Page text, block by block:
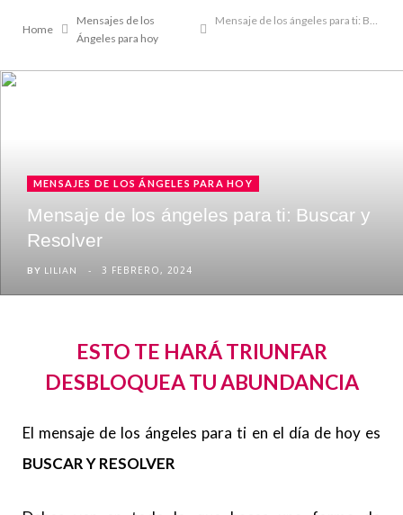
Home
Mensajes de los
Ángeles para hoy
Mensaje de los ángeles para ti: Buscar y Resolver
MENSAJES DE LOS ÁNGELES PARA HOY
Mensaje de los ángeles para ti: Buscar y
Resolver
BY LILIAN 3 FEBRERO, 2024
ESTO TE HARÁ TRIUNFAR
DESBLOQUEA TU ABUNDANCIA
El mensaje de los ángeles para ti en el día de hoy es
BUSCAR Y RESOLVER